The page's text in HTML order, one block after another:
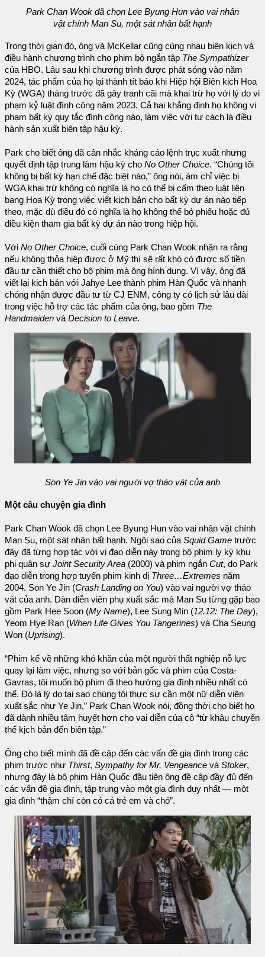
Park Chan Wook đã chọn Lee Byung Hun vào vai nhân
vật chính Man Su, một sát nhân bất hạnh
Trong thời gian đó, ông và McKellar cũng cùng nhau biên kịch và
điều hành chương trình cho phim bộ ngắn tập The Sympathizer
của HBO. Lâu sau khi chương trình được phát sóng vào năm
2024, tác phẩm của họ lại thành tít báo khi Hiệp hội Biên kịch Hoa
Kỳ (WGA) tháng trước đã gây tranh cãi mà khai trừ họ với lý do vi
phạm kỷ luật đình công năm 2023. Cả hai khẳng định họ không vi
phạm bất kỳ quy tắc đình công nào, làm việc với tư cách là điều
hành sản xuất biên tập hậu kỳ.
Park cho biết ông đã cân nhắc kháng cáo lệnh trục xuất nhưng
quyết định tập trung làm hậu kỳ cho No Other Choice. “Chúng tôi
không bị bất kỳ hạn chế đặc biệt nào,” ông nói, ám chỉ việc bị
WGA khai trừ không có nghĩa là họ có thể bị cấm theo luật liên
bang Hoa Kỳ trong việc viết kịch bản cho bất kỳ dự án nào tiếp
theo, mặc dù điều đó có nghĩa là họ không thể bỏ phiếu hoặc đủ
điều kiện tham gia bất kỳ dự án nào trong hiệp hội.
Với No Other Choice, cuối cùng Park Chan Wook nhận ra rằng
nếu không thỏa hiệp được ở Mỹ thì sẽ rất khó có được số tiền
đầu tư cần thiết cho bộ phim mà ông hình dung. Vì vậy, ông đã
viết lại kịch bản với Jahye Lee thành phim Hàn Quốc và nhanh
chóng nhận được đầu tư từ CJ ENM, công ty có lịch sử lâu dài
trong việc hỗ trợ các tác phẩm của ông, bao gồm The
Handmaiden và Decision to Leave.
Son Ye Jin vào vai người vợ tháo vát của anh
Một câu chuyện gia đình
Park Chan Wook đã chọn Lee Byung Hun vào vai nhân vật chính
Man Su, một sát nhân bất hạnh. Ngôi sao của Squid Game trước
đây đã từng hợp tác với vị đạo diễn này trong bộ phim ly kỳ khu
phi quân sự Joint Security Area (2000) và phim ngắn Cut, do Park
đạo diễn trong hợp tuyển phim kinh dị Three…Extremes năm
2004. Son Ye Jin (Crash Landing on You) vào vai người vợ tháo
vát của anh. Dàn diễn viên phụ xuất sắc mà Man Su từng gặp bao
gồm Park Hee Soon (My Name), Lee Sung Min (12.12: The Day),
Yeom Hye Ran (When Life Gives You Tangerines) và Cha Seung
Won (Uprising).
“Phim kể về những khó khăn của một người thất nghiệp nỗ lực
quay lại làm việc, nhưng so với bản gốc và phim của Costa-
Gavras, tôi muốn bộ phim đi theo hướng gia đình nhiều nhất có
thể. Đó là lý do tại sao chúng tôi thực sự cần một nữ diễn viên
xuất sắc như Ye Jin,” Park Chan Wook nói, đồng thời cho biết họ
đã dành nhiều tâm huyết hơn cho vai diễn của cô “từ khâu chuyển
thể kịch bản đến biên tập.”
Ông cho biết mình đã đề cập đến các vấn đề gia đình trong các
phim trước như Thirst, Sympathy for Mr. Vengeance và Stoker,
nhưng đây là bộ phim Hàn Quốc đầu tiên ông đề cập đầy đủ đến
các vấn đề gia đình, tập trung vào một gia đình duy nhất — một
gia đình “thậm chí còn có cả trẻ em và chó”.